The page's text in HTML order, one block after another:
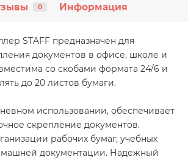
0 Информация
STAFF предназначен для
документов в офисе, школе и
со скобами формата 24/6 и
до 20 листов бумаги.
использовании, обеспечивает
скрепление документов.
рабочих бумаг, учебных
документации. Надежный